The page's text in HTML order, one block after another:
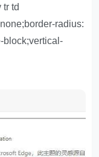
tr td
radius:
block;vertical-